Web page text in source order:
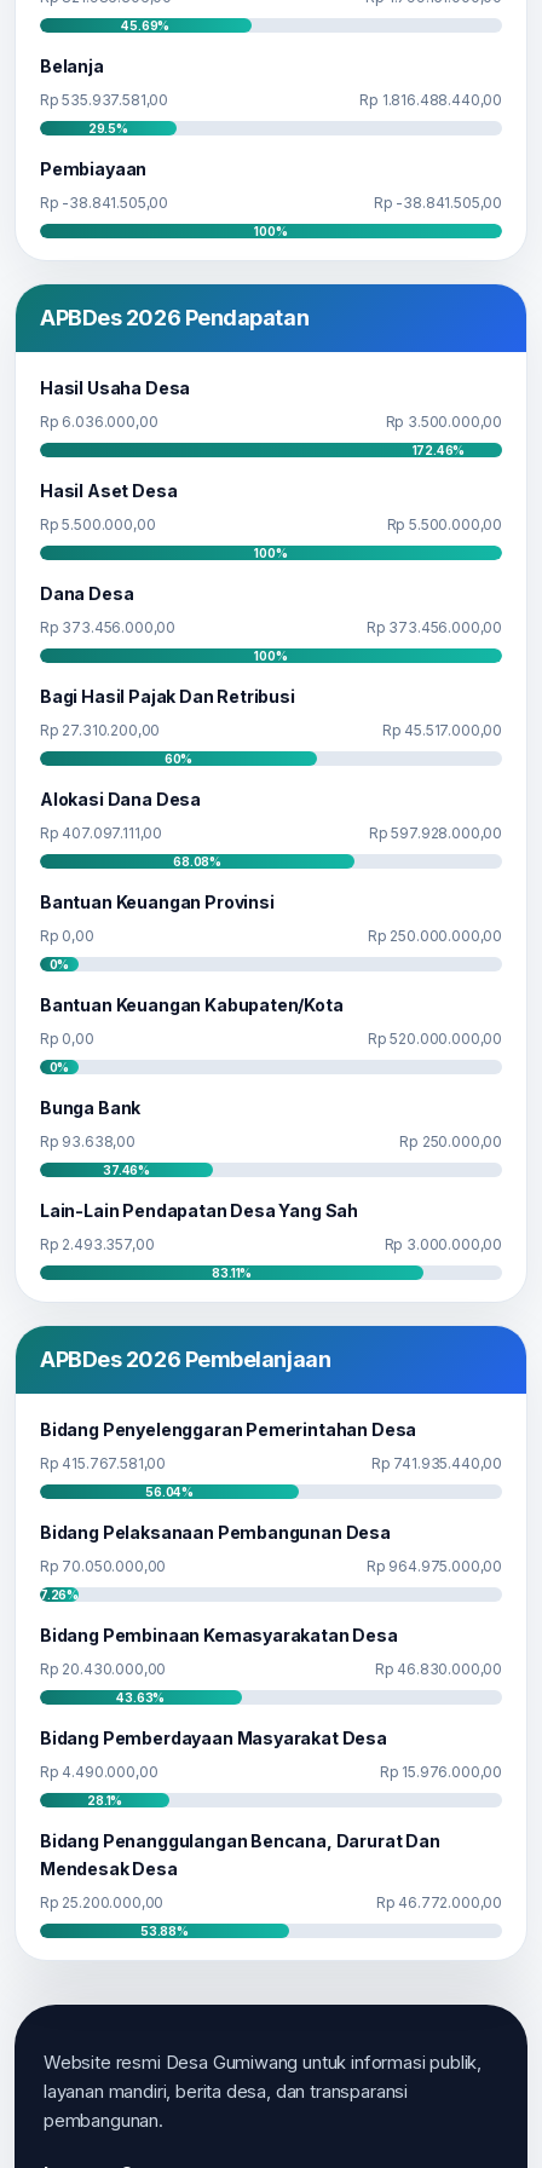
45.69%
Belanja
Rp 535.937.581,00 Rp 1.816.488.440,00
29.5%
Pembiayaan
Rp -38.841.505,00 Rp -38.841.505,00
100%
APBDes 2026 Pendapatan
Hasil Usaha Desa
Rp 6.036.000,00 Rp 3.500.000,00
172.46%
Hasil Aset Desa
Rp 5.500.000,00 Rp 5.500.000,00
100%
Dana Desa
Rp 373.456.000,00 Rp 373.456.000,00
100%
Bagi Hasil Pajak Dan Retribusi
Rp 27.310.200,00 Rp 45.517.000,00
60%
Alokasi Dana Desa
Rp 407.097.111,00 Rp 597.928.000,00
68.08%
Bantuan Keuangan Provinsi
Rp 0,00 Rp 250.000.000,00
0%
Bantuan Keuangan Kabupaten/Kota
Rp 0,00 Rp 520.000.000,00
0%
Bunga Bank
Rp 93.638,00 Rp 250.000,00
37.46%
Lain-Lain Pendapatan Desa Yang Sah
Rp 2.493.357,00 Rp 3.000.000,00
83.11%
APBDes 2026 Pembelanjaan
Bidang Penyelenggaran Pemerintahan Desa
Rp 415.767.581,00 Rp 741.935.440,00
56.04%
Bidang Pelaksanaan Pembangunan Desa
Rp 70.050.000,00 Rp 964.975.000,00
7.26%
Bidang Pembinaan Kemasyarakatan Desa
Rp 20.430.000,00 Rp 46.830.000,00
43.63%
Bidang Pemberdayaan Masyarakat Desa
Rp 4.490.000,00 Rp 15.976.000,00
28.1%
Bidang Penanggulangan Bencana, Darurat Dan
Mendesak Desa
Rp 25.200.000,00 Rp 46.772.000,00
53.88%
Website resmi Desa Gumiwang untuk informasi publik,
layanan mandiri, berita desa, dan transparansi
pembangunan.